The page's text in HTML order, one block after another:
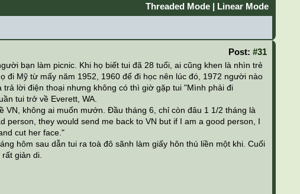
Threaded Mode| Linear Mode
Post: #31
bạn làm picnic. Khi họ biết tui đã 28 tuổi, ai cũng khen là nhìn trẻ
đi Mỹ từ mấy năm 1952, 1960 để đi học nên lúc đó, 1972 người nào
lời điện thoại nhưng không có thì giờ gặp tui "Mình phải đi
tui trở về Everett, WA.
không ai muốn mướn. Đầu tháng 6, chỉ còn đâu 1 1/2 tháng là
they would send me back to VN but if I am a good person, I
cut her face."
hôm sau dẫn tui ra toà đô sãnh làm giấy hôn thú liền một khi. Cuối
giản di.